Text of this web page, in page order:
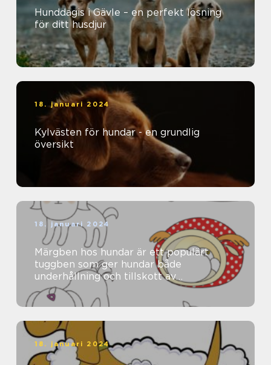
Hunddagis i Gävle – en perfekt lösning
för ditt husdjur
18. januari 2024
Kylvästen för hundar - en grundlig
översikt
18. januari 2024
Märgben hos hundar är ett populärt
tuggben som ger hundar både
underhållning och tillskott av
näringsämnen
18. januari 2024